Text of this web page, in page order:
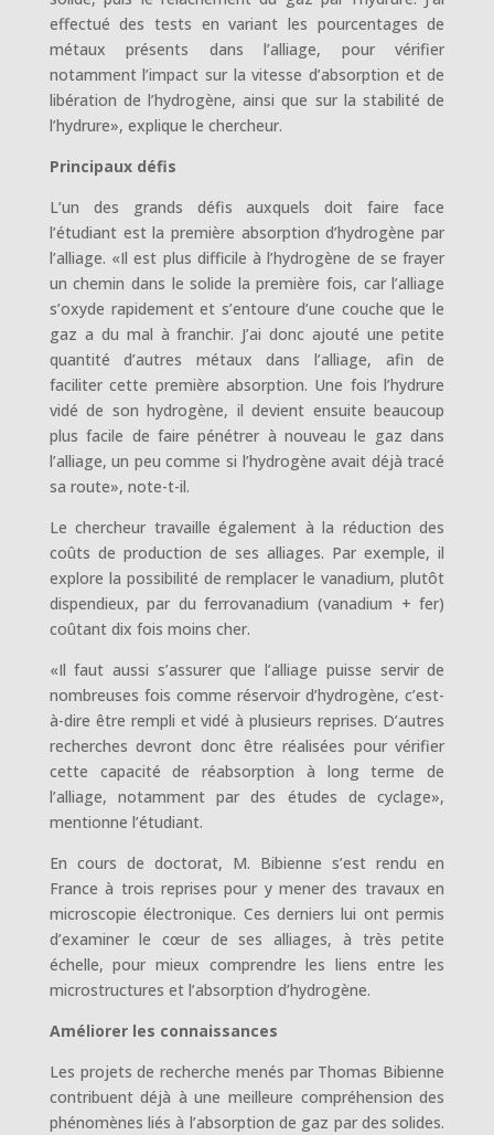
effectué des tests en variant les pourcentages de
métaux présents dans l’alliage, pour vérifier
notamment l’impact sur la vitesse d’absorption et de
libération de l’hydrogène, ainsi que sur la stabilité de
l’hydrure», explique le chercheur.
Principaux défis
L’un des grands défis auxquels doit faire face
l’étudiant est la première absorption d’hydrogène par
l’alliage. «Il est plus difficile à l’hydrogène de se frayer
un chemin dans le solide la première fois, car l’alliage
s’oxyde rapidement et s’entoure d’une couche que le
gaz a du mal à franchir. J’ai donc ajouté une petite
quantité d’autres métaux dans l’alliage, afin de
faciliter cette première absorption. Une fois l’hydrure
vidé de son hydrogène, il devient ensuite beaucoup
plus facile de faire pénétrer à nouveau le gaz dans
l’alliage, un peu comme si l’hydrogène avait déjà tracé
sa route», note-t-il.
Le chercheur travaille également à la réduction des
coûts de production de ses alliages. Par exemple, il
explore la possibilité de remplacer le vanadium, plutôt
dispendieux, par du ferrovanadium (vanadium + fer)
coûtant dix fois moins cher.
«Il faut aussi s’assurer que l’alliage puisse servir de
nombreuses fois comme réservoir d’hydrogène, c’est-
à-dire être rempli et vidé à plusieurs reprises. D’autres
recherches devront donc être réalisées pour vérifier
cette capacité de réabsorption à long terme de
l’alliage, notamment par des études de cyclage»,
mentionne l’étudiant.
En cours de doctorat, M. Bibienne s’est rendu en
France à trois reprises pour y mener des travaux en
microscopie électronique. Ces derniers lui ont permis
d’examiner le cœur de ses alliages, à très petite
échelle, pour mieux comprendre les liens entre les
microstructures et l’absorption d’hydrogène.
Améliorer les connaissances
Les projets de recherche menés par Thomas Bibienne
contribuent déjà à une meilleure compréhension des
phénomènes liés à l’absorption de gaz par des solides.